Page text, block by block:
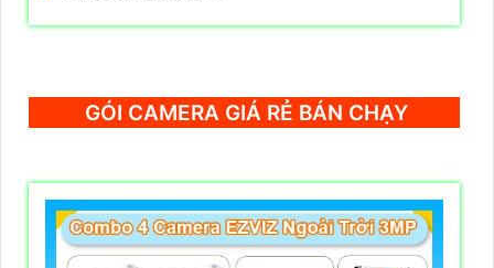
GÓI CAMERA GIÁ RẺ BÁN CHẠY